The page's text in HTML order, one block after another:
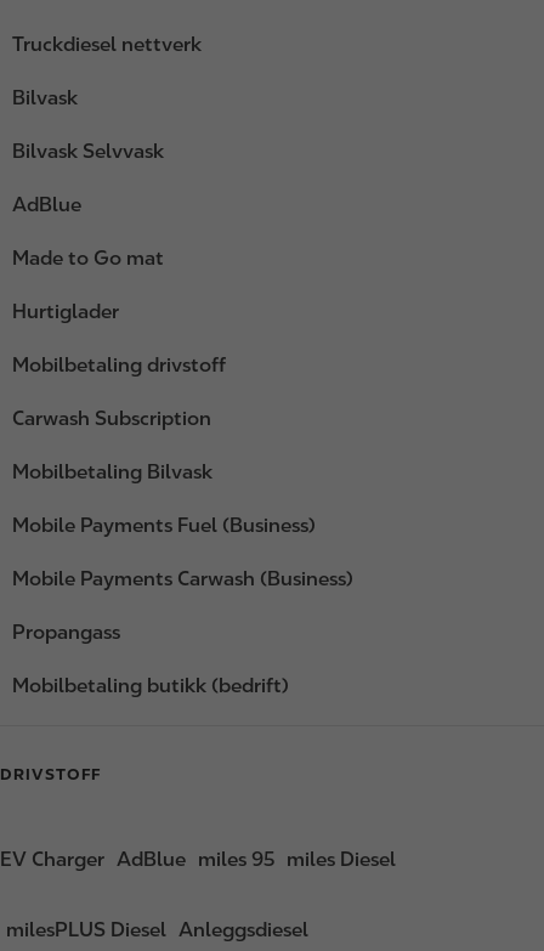
Truckdiesel nettverk
Bilvask
Bilvask Selvvask
AdBlue
Made to Go mat
Hurtiglader
Mobilbetaling drivstoff
Carwash Subscription
Mobilbetaling Bilvask
Mobile Payments Fuel (Business)
Mobile Payments Carwash (Business)
Propangass
Mobilbetaling butikk (bedrift)
DRIVSTOFF
EV Charger AdBlue miles 95 miles Diesel
milesPLUS Diesel Anleggsdiesel